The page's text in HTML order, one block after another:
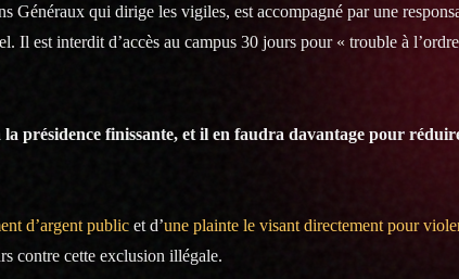
Généraux qui dirige les vigiles, est accompagné par une
Il est interdit d’accès au campus 30 jours pour « trouble à l’ordre
présidence finissante, et il en faudra davantage pour
d’argent public et d’une plainte le visant directement pour
contre cette exclusion illégale.